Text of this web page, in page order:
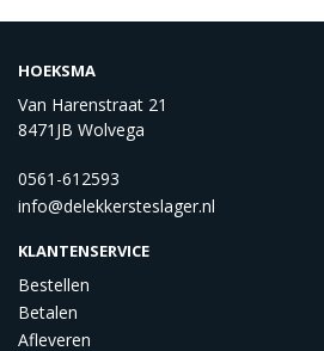
HOEKSMA
Van Harenstraat 21
8471JB Wolvega
0561-612593
info@delekkersteslager.nl
KLANTENSERVICE
Bestellen
Betalen
Afleveren